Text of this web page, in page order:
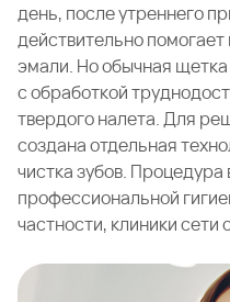
день, после утреннего
действительно
эмали. Но обычная щетка
с обработкой
твердого налета. Для
создана отдельная
чистка зубов. Процедура
профессиональной
частности, клиники сети